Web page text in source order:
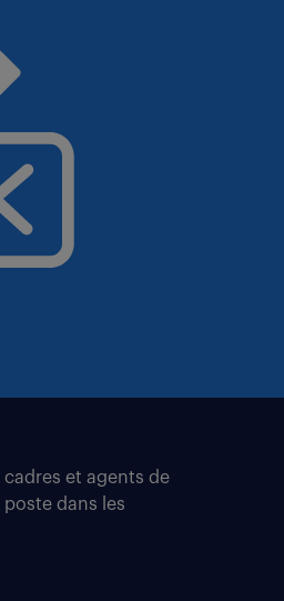
cadres et agents de
dans les